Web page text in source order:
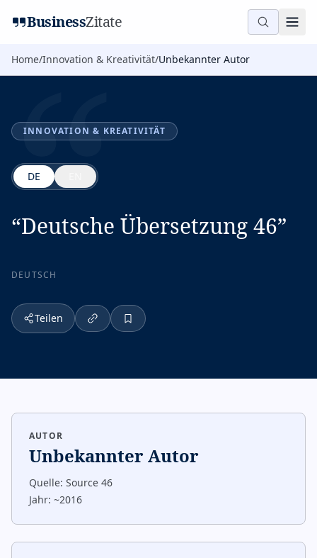
BusinessZitate
Home/Innovation & Kreativität/Unbekannter Autor
“
INNOVATION & KREATIVITÄT
DE
“Deutsche Übersetzung 46”
DEUTSCH
Teilen
AUTOR
Unbekannter Autor
Quelle: Source 46
Jahr: ~2016